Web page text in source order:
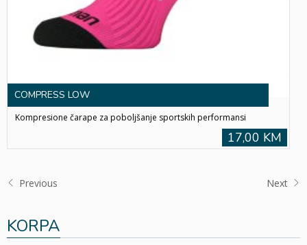
COMPRESS LOW
Kompresione čarape za poboljšanje sportskih performansi
17,00 KM
Previous Next
KORPA